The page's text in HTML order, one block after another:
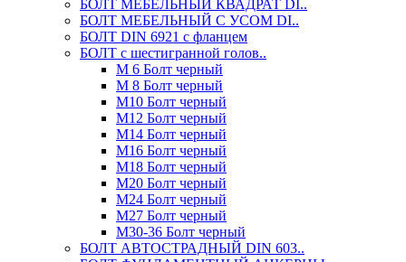
БОЛТ МЕБЕЛЬНЫЙ КВАДРАТ DI..
БОЛТ МЕБЕЛЬНЫЙ С УСОМ DI..
БОЛТ DIN 6921 c фланцем
БОЛТ с шестигранной голов..
М 6 Болт черный
М 8 Болт черный
М10 Болт черный
М12 Болт черный
М14 Болт черный
М16 Болт черный
М18 Болт черный
М20 Болт черный
М24 Болт черный
М27 Болт черный
М30-36 Болт черный
БОЛТ АВТОСТРАДНЫЙ DIN 603..